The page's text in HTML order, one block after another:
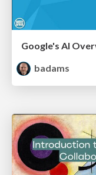
Google's AI
badams